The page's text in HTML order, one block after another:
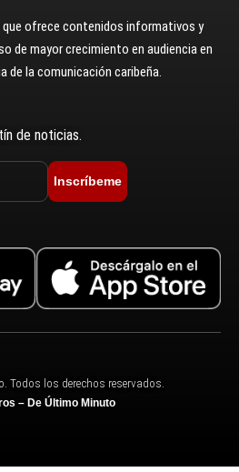
ofrece contenidos informativos y
de mayor crecimiento en audiencia en
de la comunicación caribeña.
de noticias.
Inscríbeme
Todos los derechos reservados.
– De Último Minuto